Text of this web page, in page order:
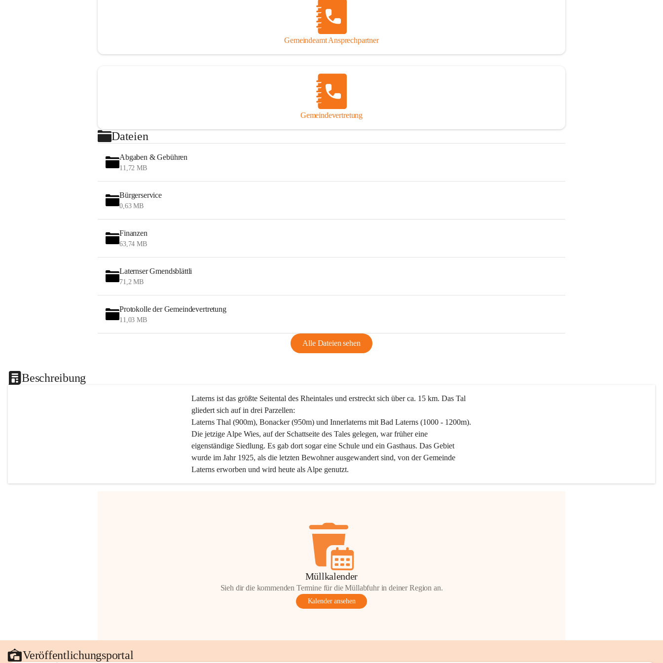
Gemeindeamt Ansprechpartner
Gemeindevertretung
Dateien
Abgaben & Gebühren
11,72 MB
Bürgerservice
0,63 MB
Finanzen
63,74 MB
Laternser Gmendsblättli
71,2 MB
Protokolle der Gemeindevertretung
11,03 MB
Alle Dateien sehen
Beschreibung
Laterns ist das größte Seitental des Rheintales und erstreckt sich über ca. 15 km. Das Tal
gliedert sich auf in drei Parzellen:
Laterns Thal (900m), Bonacker (950m) und Innerlaterns mit Bad Laterns (1000 - 1200m).
Die jetzige Alpe Wies, auf der Schattseite des Tales gelegen, war früher eine
eigenständige Siedlung. Es gab dort sogar eine Schule und ein Gasthaus. Das Gebiet
wurde im Jahr 1925, als die letzten Bewohner ausgewandert sind, von der Gemeinde
Laterns erworben und wird heute als Alpe genutzt.
Müllkalender
Sieh dir die kommenden Termine für die Müllabfuhr in deiner Region an.
Kalender ansehen
Veröffentlichungsportal